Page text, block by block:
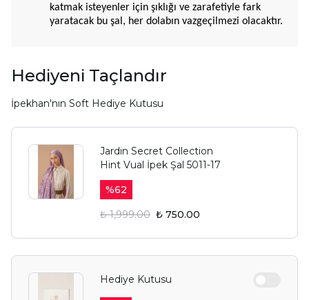
katmak isteyenler için şıklığı ve zarafetiyle fark
yaratacak bu şal, her dolabın vazgeçilmezi olacaktır.
Hediyeni Taçlandır
İpekhan'nın Soft Hediye Kutusu
Jardin Secret Collection
Hint Vual İpek Şal 5011-17
%62
₺ 1,999.00 ₺ 750.00
Hediye Kutusu